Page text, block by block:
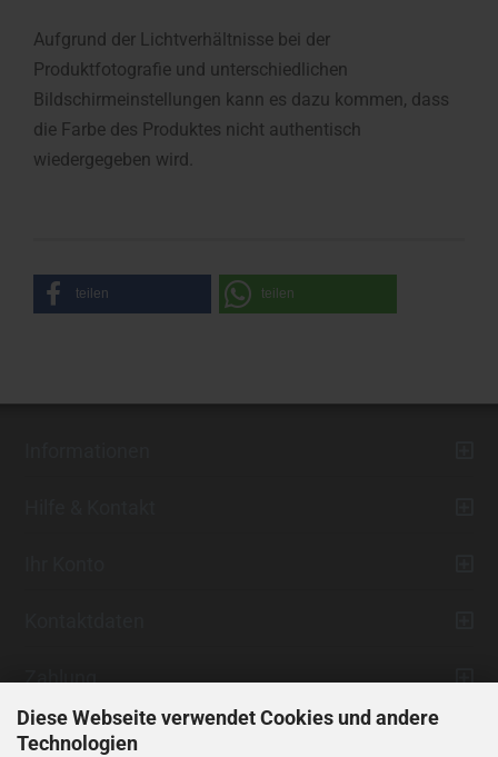
Diese Webseite verwendet Cookies und andere
Technologien
Aufgrund der Lichtverhältnisse bei der
Produktfotografie und unterschiedlichen
Bildschirmeinstellungen kann es dazu kommen, dass
die Farbe des Produktes nicht authentisch
wiedergegeben wird.
teilen teilen
Zahlung